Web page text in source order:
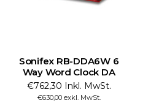
Sonifex RB-DDA6W 6
Way Word Clock DA
€762,30 Inkl. MwSt.
€630,00 exkl. MwSt.